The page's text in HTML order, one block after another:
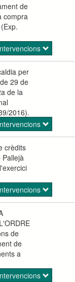
de
compra
per
29 de
de la
2016).
crèdits
de
de
a